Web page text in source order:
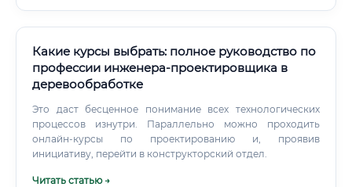
Какие курсы выбрать: полное руководство по
профессии инженера-проектировщика в
деревообработке
Это даст бесценное понимание всех технологических
процессов изнутри. Параллельно можно проходить
онлайн-курсы по проектированию и, проявив
инициативу, перейти в конструкторский отдел.
Читать статью →